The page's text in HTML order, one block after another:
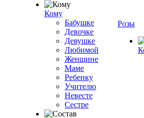
Кому
Бабушке
Девочке
Девушке
Любимой
Женщине
Маме
Ребенку
Учителю
Невесте
Сестре
Розы